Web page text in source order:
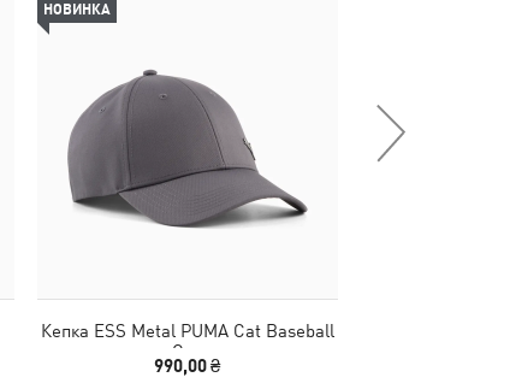
НОВИНКА
Кепка ESS Metal PUMA Cat Baseball
Cap
990,00 ₴